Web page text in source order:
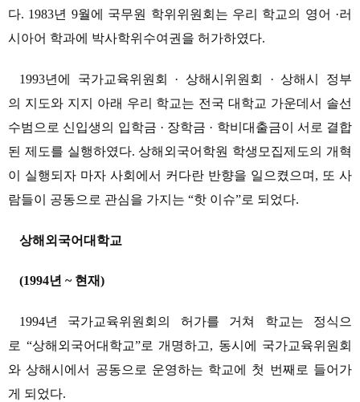
다. 1983년 9월에 국무원 학위위원회는 우리 학교의 영어 ·러
시아어 학과에 박사학위수여권을 허가하였다.
1993년에 국가교육위원회 · 상해시위원회 · 상해시 정부
의 지도와 지지 아래 우리 학교는 전국 대학교 가운데서 솔선
수범으로 신입생의 입학금 · 장학금 · 학비대출금이 서로 결합
된 제도를 실행하였다. 상해외국어학원 학생모집제도의 개혁
이 실행되자 마자 사회에서 커다란 반향을 일으켰으며, 또 사
람들이 공동으로 관심을 가지는 “핫 이슈”로 되었다.
상해외국어대학교
(1994년 ~ 현재)
1994년 국가교육위원회의 허가를 거쳐 학교는 정식으
로 “상해외국어대학교”로 개명하고, 동시에 국가교육위원회
와 상해시에서 공동으로 운영하는 학교에 첫 번째로 들어가
게 되었다.